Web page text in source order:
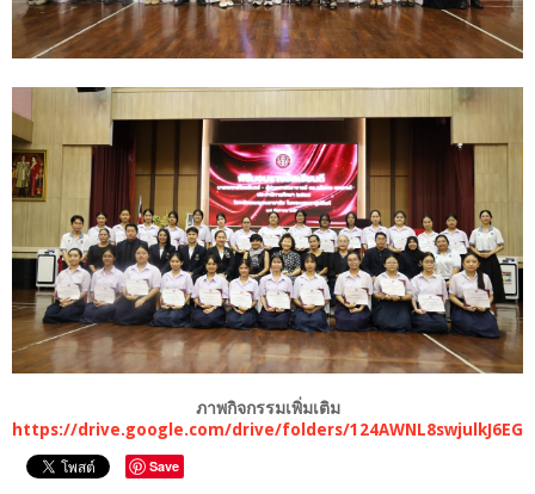
ภาพกิจกรรมเพิ่มเติม
https://drive.google.com/drive/folders/
Save